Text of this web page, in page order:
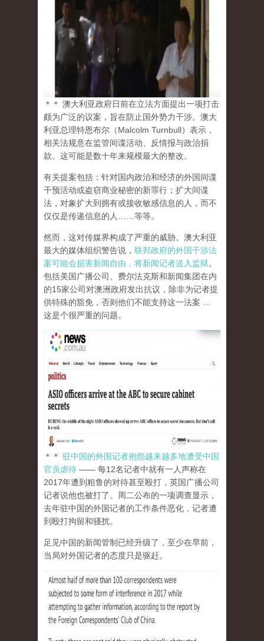
＊＊ 澳大利亚政府日前在立法方面提出一项打击
颇为广泛的议案，旨在防止国外势力干涉。澳大
利亚总理特恩布尔（Malcolm Turnbull）表示，
相关法规意在监管间谍活动、反情报与政治捐
款。这可能是数十年来规模最大的整改。
有关提案包括：针对国内政治和经济的外国间谍
干预活动或盗窃商业秘密的新罪行；扩大间谍
法，对象扩大到拥有或接收敏感信息的人，而不
仅仅是传递信息的人……等等。
然而，这对传媒界构成了严重的威胁。澳大利亚
最大的媒体组织警告说， 联邦政府的外国干涉法
案可能会损害新闻自由，将新闻记者送入监狱。
包括美国广播公司、费尔法克斯和新闻集团在内
的15家公司对澳洲政府发出抗议，除非为记者提
供特殊的豁免，否则他们不能支持这一法案 …
这是个很严重的问题。
＊＊ 驻中国的外国记者抱怨越来越多地遭受中国
官员虐待 —— 每12名记者中就有一人声称在
2017年遭到粗鲁的对待甚至殴打，英国广播公司
记者说他也被打了。周二公布的一项调查显示，
去年驻中国的外国记者的工作条件恶化，记者遭
到殴打拘留和骚扰。
足见中国的新闻管制已经升级了，至少在早前，
当局对外国记者的态度只是驱赶。